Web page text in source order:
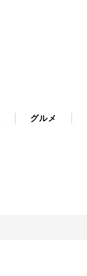
グルメ